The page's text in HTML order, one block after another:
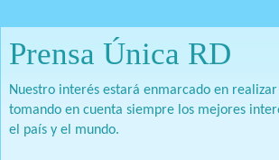
Prensa Única RD
Nuestro interés estará enmarcado en
tomando en cuenta siempre los mejores
el país y el mundo.